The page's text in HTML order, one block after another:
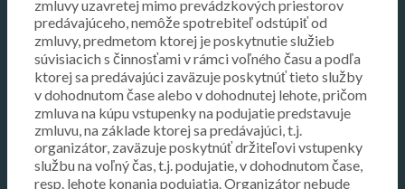
zmluvy uzavretej mimo prevádzkových priestorov
predávajúceho, nemôže spotrebiteľ odstúpiť od
zmluvy, predmetom ktorej je poskytnutie služieb
súvisiacich s činnosťami v rámci voľného času a podľa
ktorej sa predávajúci zaväzuje poskytnúť tieto služby
v dohodnutom čase alebo v dohodnutej lehote, pričom
zmluva na kúpu vstupenky na podujatie predstavuje
zmluvu, na základe ktorej sa predávajúci, t.j.
organizátor, zaväzuje poskytnúť držiteľovi vstupenky
službu na voľný čas, t.j. podujatie, v dohodnutom čase,
resp. lehote konania podujatia. Organizátor nebude